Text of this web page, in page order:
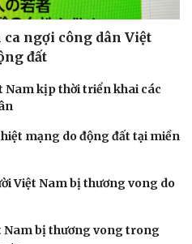
ngợi công dân Việt
đất
Nam kịp thời triển khai các
mạng do động đất tại miền
Việt Nam bị thương vong do
Nam bị thương vong trong